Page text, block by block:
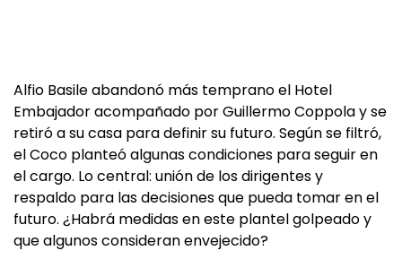
Alfio Basile abandonó más temprano el Hotel
Embajador acompañado por Guillermo Coppola y se
retiró a su casa para definir su futuro. Según se filtró,
el Coco planteó algunas condiciones para seguir en
el cargo. Lo central: unión de los dirigentes y
respaldo para las decisiones que pueda tomar en el
futuro. ¿Habrá medidas en este plantel golpeado y
que algunos consideran envejecido?